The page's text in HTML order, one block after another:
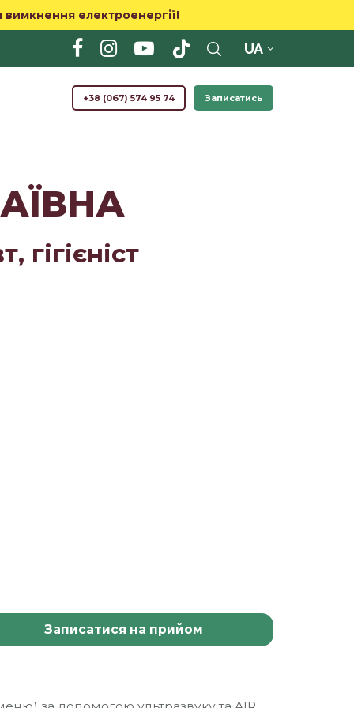
електроенергії!
UA
+38 (067) 574 95 74 Записатись
гігієніст
Записатися на прийом